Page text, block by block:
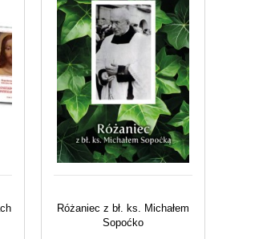
Różaniec z bł. ks. Michałem
Sopoćko